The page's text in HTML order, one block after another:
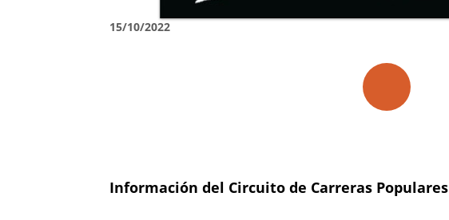
15/10/2022
Información del Circuito de Carreras Populares